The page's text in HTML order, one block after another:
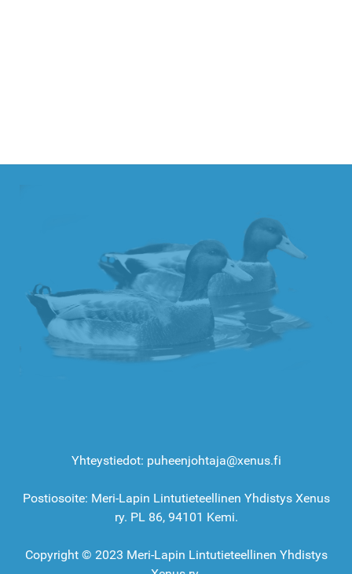
Yhteystiedot: puheenjohtaja@xenus.fi
Postiosoite: Meri-Lapin Lintutieteellinen Yhdistys Xenus
ry. PL 86, 94101 Kemi.
Copyright © 2023 Meri-Lapin Lintutieteellinen Yhdistys